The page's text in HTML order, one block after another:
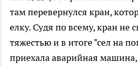
там перевернулся кран,
елку. Судя по всему, кран не
тяжестью и в итоге "сел на
приехала аварийная